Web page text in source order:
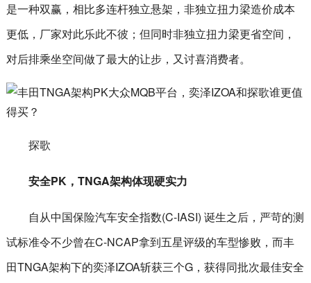
是一种双赢，相比多连杆独立悬架，非独立扭力梁造价成本
更低，厂家对此乐此不彼；但同时非独立扭力梁更省空间，
对后排乘坐空间做了最大的让步，又讨喜消费者。
探歌
安全PK，TNGA架构体现硬实力
自从中国保险汽车安全指数(C-IASI) 诞生之后，严苛的测
试标准令不少曾在C-NCAP拿到五星评级的车型惨败，而丰
田TNGA架构下的奕泽IZOA斩获三个G，获得同批次最佳安全